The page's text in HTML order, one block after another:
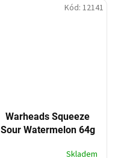
Warheads Squeeze
Sour Watermelon 64g
Skladem
Kód: 12141